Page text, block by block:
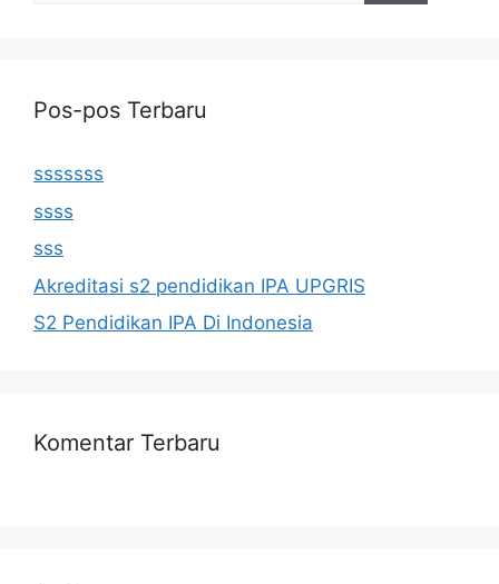
Pos-pos Terbaru
sssssss
ssss
sss
Akreditasi s2 pendidikan IPA UPGRIS
S2 Pendidikan IPA Di Indonesia
Komentar Terbaru